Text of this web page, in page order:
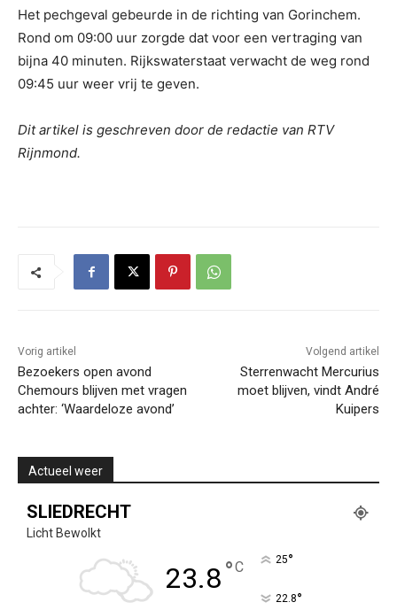
Het pechgeval gebeurde in de richting van Gorinchem.
Rond om 09:00 uur zorgde dat voor een vertraging van
bijna 40 minuten. Rijkswaterstaat verwacht de weg rond
09:45 uur weer vrij te geven.
Dit artikel is geschreven door de redactie van RTV
Rijnmond.
Vorig artikel
Bezoekers open avond
Chemours blijven met vragen
achter: ‘Waardeloze avond’
Volgend artikel
Sterrenwacht Mercurius
moet blijven, vindt André
Kuipers
Actueel weer
SLIEDRECHT
Licht Bewolkt
23.8°C 25°
22.8°